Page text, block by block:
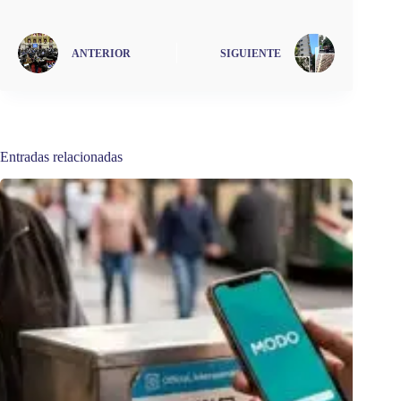
ANTERIOR SIGUIENTE
Entradas relacionadas